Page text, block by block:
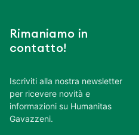
Rimaniamo in
contatto!
Iscriviti alla nostra newsletter
per ricevere novità e
informazioni su Humanitas
Gavazzeni.